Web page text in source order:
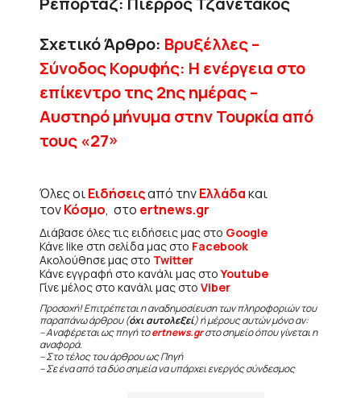
Σχετικό Άρθρο: Βρυξέλλες –
Σύνοδος Κορυφής: Η ενέργεια στο
επίκεντρο της 2ης ημέρας –
Αυστηρό μήνυμα στην Τουρκία από
τους «27»
Όλες οιΕιδήσειςαπό τηνΕλλάδακαι
τονΚόσμο, στο ertnews.gr
Διάβασε όλες τις ειδήσεις μας στο Google
Κάνε like στη σελίδα μας στο Facebook
Ακολούθησε μας στο Twitter
Κάνε εγγραφή στο κανάλι μας στοYoutube
Γίνε μέλος στο κανάλι μας στο Viber
Προσοχή! Επιτρέπεται η αναδημοσίευση των πληροφοριών του
παραπάνω άρθρου (όχι αυτολεξεί) ή μέρους αυτών μόνο αν:
– Αναφέρεται ως πηγή τοertnews.grστο σημείο όπου γίνεται η
αναφορά.
– Στο τέλος του άρθρου ως Πηγή
– Σε ένα από τα δύο σημεία να υπάρχει ενεργός σύνδεσμος